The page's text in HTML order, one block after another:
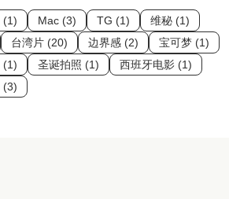
(1) Mac (3) TG (1)
维秘 (1)
台湾片 (20) 边界感 (2)
宝可梦 (1)
(1) 圣诞拍照 (1)
西班牙电影 (1)
(3)